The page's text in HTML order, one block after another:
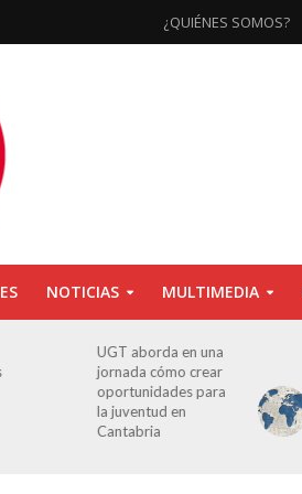
¿QUIÉNES SOMOS?
NOTICIAS MULTIMEDIA
UGT Andalucía
organiza las jornadas
“Impactos
económicos en
Andalucía: la